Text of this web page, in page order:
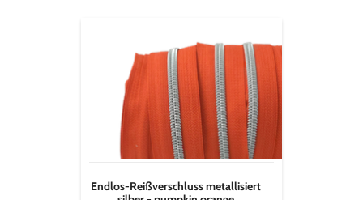
Reißverschluss
metallisiert
pumpkin
orange
Endlos-Reißverschluss metallisiert